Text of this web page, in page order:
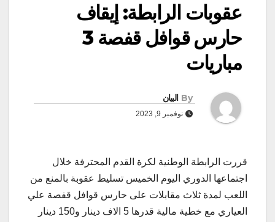
عقوبات الرابطة: إيقاف
حارس قوافل قفصة 3
مباريات
By البيان
نوفمبر 9, 2023
قررت الرابطة الوطنية لكرة القدم المحترفة خلال
اجتماعها الدوري اليوم الخميس تسليط عقوبة بالمنع من
اللعب لمدة ثلاث مقابلات على حارس قوافل قفصة علي
العياري مع خطية مالية قدرها 5 الاف دينار و150 دينار